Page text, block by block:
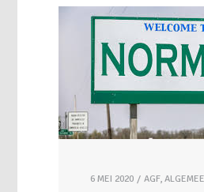
6 MEI 2020 AGF,